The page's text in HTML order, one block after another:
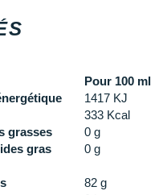
Pour 100 ml
1417 KJ
333 Kcal
grasses
0 g
gras
0 g
82 g